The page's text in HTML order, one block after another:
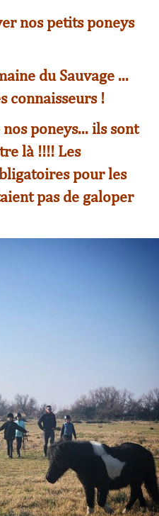
nos petits poneys
du Sauvage ...
connaisseurs !
poneys... ils sont
là !!!! Les
pour les
pas de galoper